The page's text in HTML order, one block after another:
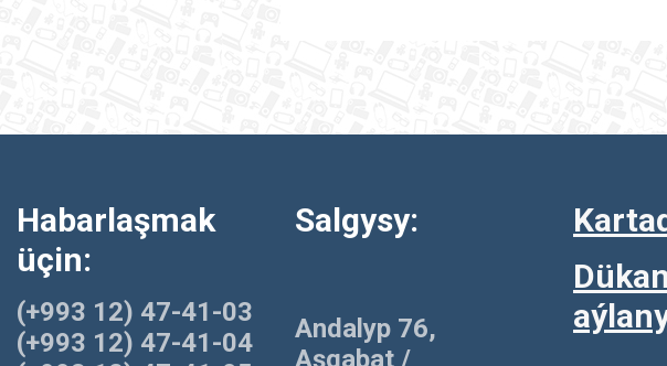
Habarlaşmak
üçin:
(+993 12) 47-41-03
(+993 12) 47-41-04
Salgysy:
Andalyp 76,
Aşgabat /